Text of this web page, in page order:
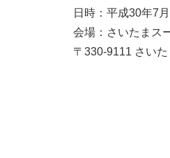
日時：平成30年7
会場：さいたまス
〒330-9111 さい